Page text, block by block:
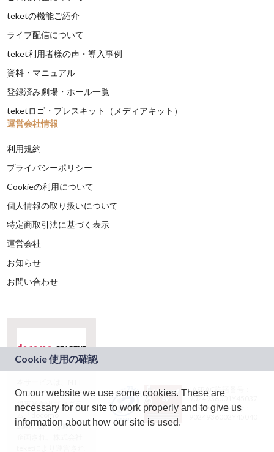
teketの機能ご紹介
ライブ配信について
teket利用者様の声・導入事例
資料・マニュアル
登録済み劇場・ホール一覧
teketロゴ・プレスキット（メディアキット）
運営会社情報
利用規約
プライバシーポリシー
Cookieの利用について
個人情報の取り扱いについて
特定商取引法に基づく表示
運営会社
お知らせ
お問い合わせ
ドコモグループの新
規事業創出プログラ
ム「docomo
STARTUP」を通じて
JASRAC許諾番号：
9024936001Y45037
JASRAC許諾番号：
On our website we use some cookies. These are
necessary for our site to work properly and to give us
information about how our site is used.